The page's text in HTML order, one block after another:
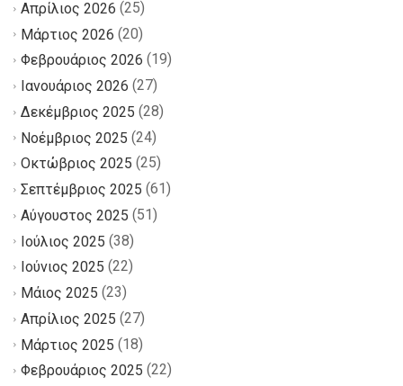
Απρίλιος 2026 (25)
Μάρτιος 2026 (20)
Φεβρουάριος 2026 (19)
Ιανουάριος 2026 (27)
Δεκέμβριος 2025 (28)
Νοέμβριος 2025 (24)
Οκτώβριος 2025 (25)
Σεπτέμβριος 2025 (61)
Αύγουστος 2025 (51)
Ιούλιος 2025 (38)
Ιούνιος 2025 (22)
Μάιος 2025 (23)
Απρίλιος 2025 (27)
Μάρτιος 2025 (18)
Φεβρουάριος 2025 (22)